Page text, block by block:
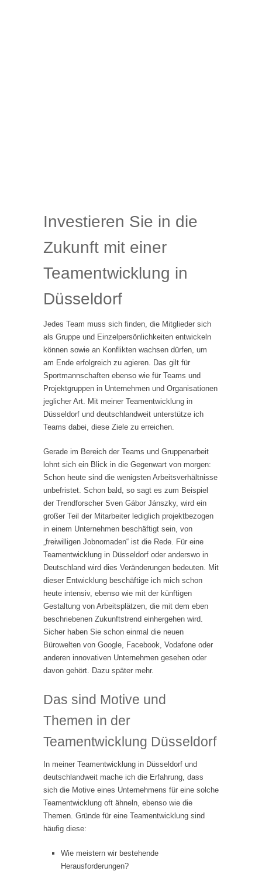
Investieren Sie in die
Zukunft mit einer
Teamentwicklung in
Düsseldorf
Jedes Team muss sich finden, die Mitglieder sich
als Gruppe und Einzelpersönlichkeiten entwickeln
können sowie an Konflikten wachsen dürfen, um
am Ende erfolgreich zu agieren. Das gilt für
Sportmannschaften ebenso wie für Teams und
Projektgruppen in Unternehmen und Organisationen
jeglicher Art. Mit meiner Teamentwicklung in
Düsseldorf und deutschlandweit unterstütze ich
Teams dabei, diese Ziele zu erreichen.
Gerade im Bereich der Teams und Gruppenarbeit
lohnt sich ein Blick in die Gegenwart von morgen:
Schon heute sind die wenigsten Arbeitsverhältnisse
unbefristet. Schon bald, so sagt es zum Beispiel
der Trendforscher Sven Gábor Jánszky, wird ein
großer Teil der Mitarbeiter lediglich projektbezogen
in einem Unternehmen beschäftigt sein, von
„freiwilligen Jobnomaden“ ist die Rede. Für eine
Teamentwicklung in Düsseldorf oder anderswo in
Deutschland wird dies Veränderungen bedeuten. Mit
dieser Entwicklung beschäftige ich mich schon
heute intensiv, ebenso wie mit der künftigen
Gestaltung von Arbeitsplätzen, die mit dem eben
beschriebenen Zukunftstrend einhergehen wird.
Sicher haben Sie schon einmal die neuen
Bürowelten von Google, Facebook, Vodafone oder
anderen innovativen Unternehmen gesehen oder
davon gehört. Dazu später mehr.
Das sind Motive und
Themen in der
Teamentwicklung Düsseldorf
In meiner Teamentwicklung in Düsseldorf und
deutschlandweit mache ich die Erfahrung, dass
sich die Motive eines Unternehmens für eine solche
Teamentwicklung oft ähneln, ebenso wie die
Themen. Gründe für eine Teamentwicklung sind
häufig diese:
Wie meistern wir bestehende
Herausforderungen?